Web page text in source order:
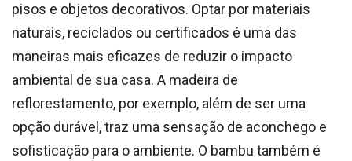
pisos e objetos decorativos. Optar por materiais
naturais, reciclados ou certificados é uma das
maneiras mais eficazes de reduzir o impacto
ambiental de sua casa. A madeira de
reflorestamento, por exemplo, além de ser uma
opção durável, traz uma sensação de aconchego e
sofisticação para o ambiente. O bambu também é